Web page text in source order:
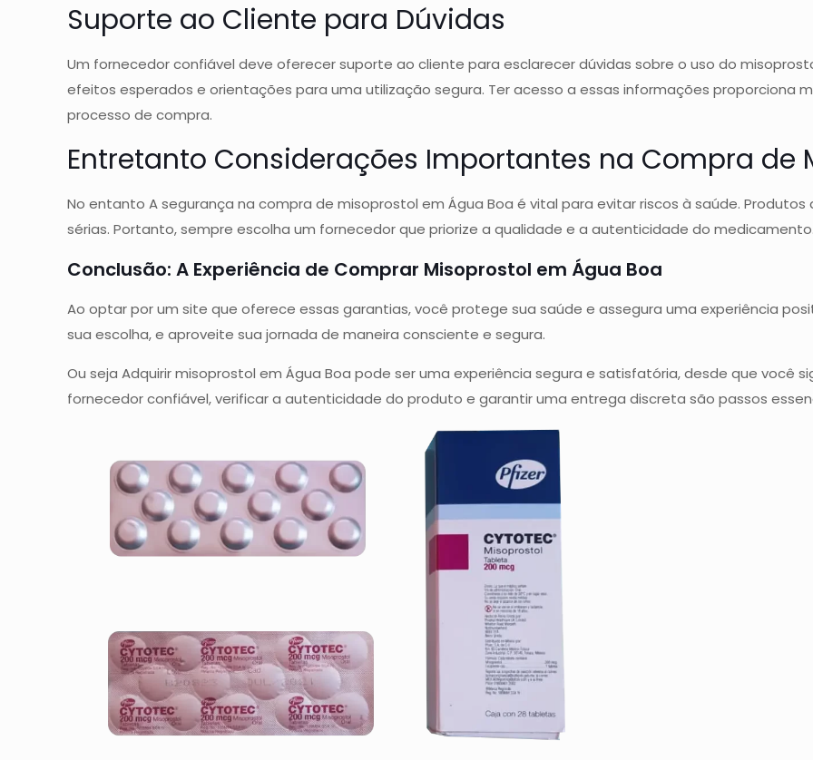
Suporte ao Cliente para Dúvidas
Um fornecedor confiável deve oferecer suporte ao cliente para esclarecer dúvidas sobre o uso do
efeitos esperados e orientações para uma utilização segura. Ter acesso a essas informações proporciona
processo de compra.
Entretanto Considerações Importantes na Compra de
No entanto A segurança na compra de misoprostol em Água Boa é vital para evitar riscos à saúde.
sérias. Portanto, sempre escolha um fornecedor que priorize a qualidade e a autenticidade do
Conclusão: A Experiência de Comprar Misoprostol em Água Boa
Ao optar por um site que oferece essas garantias, você protege sua saúde e assegura uma experiência
sua escolha, e aproveite sua jornada de maneira consciente e segura.
Ou seja Adquirir misoprostol em Água Boa pode ser uma experiência segura e satisfatória, desde que você
fornecedor confiável, verificar a autenticidade do produto e garantir uma entrega discreta são passos